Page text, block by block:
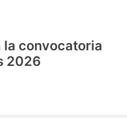
la convocatoria
2026